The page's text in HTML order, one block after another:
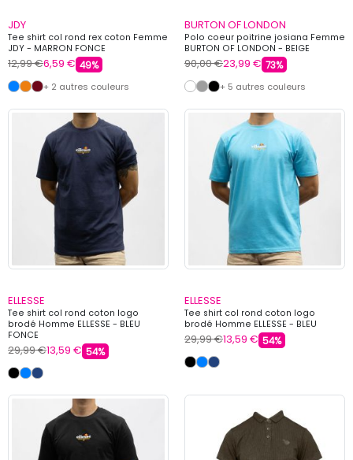
JDY
Tee shirt col rond rex coton Femme
JDY - MARRON FONCE
12,99 €6,59 € 49%
+ 2 autres couleurs
BURTON OF LONDON
Polo coeur poitrine josiana Femme
BURTON OF LONDON - BEIGE
90,00 €23,99 € 73%
+ 5 autres couleurs
ELLESSE
Tee shirt col rond coton logo
brodé Homme ELLESSE - BLEU
FONCE
29,99 €13,59 € 54%
ELLESSE
Tee shirt col rond coton logo
brodé Homme ELLESSE - BLEU
29,99 €13,59 € 54%